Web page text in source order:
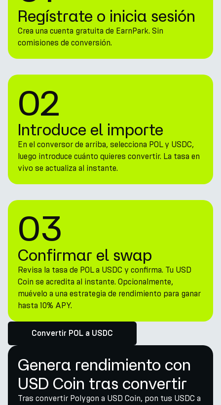
Regístrate o inicia sesión
Crea una cuenta gratuita de EarnPark. Sin
comisiones de conversión.
02
Introduce el importe
En el conversor de arriba, selecciona POL y USDC,
luego introduce cuánto quieres convertir. La tasa en
vivo se actualiza al instante.
03
Confirmar el swap
Revisa la tasa de POL a USDC y confirma. Tu USD
Coin se acredita al instante. Opcionalmente,
muévelo a una estrategia de rendimiento para ganar
hasta 10% APY.
Convertir POL a USDC
Genera rendimiento con
USD Coin tras convertir
Tras convertir Polygon a USD Coin, pon tus USDC a